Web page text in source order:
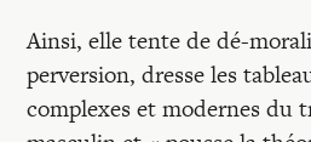
Ainsi, elle tente de dé-
perversion, dresse les
complexes et modernes du